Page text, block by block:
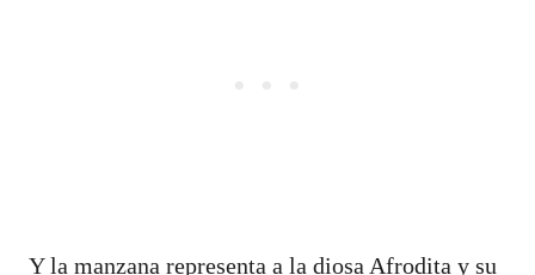
Y la manzana representa a la diosa Afrodita y su